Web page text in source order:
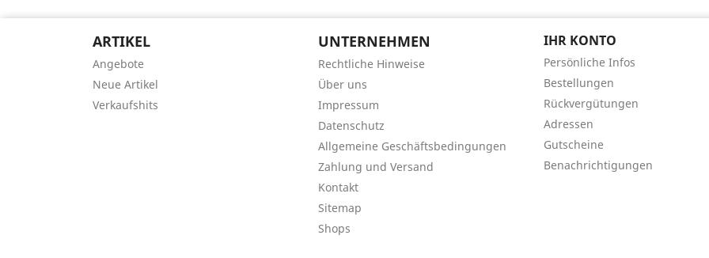
ARTIKEL
Angebote
Neue Artikel
Verkaufshits
UNTERNEHMEN
Rechtliche Hinweise
Über uns
Impressum
Datenschutz
Allgemeine Geschäftsbedingungen
Zahlung und Versand
Kontakt
Sitemap
Shops
IHR KONTO
Persönliche Infos
Bestellungen
Rückvergütungen
Adressen
Gutscheine
Benachrichtigungen